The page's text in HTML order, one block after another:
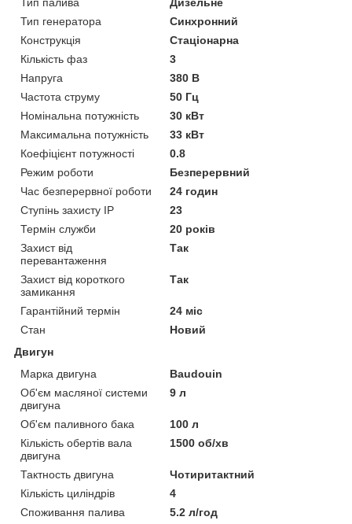
Тип генератора
Синхронний
Конструкція
Стаціонарна
Кількість фаз
3
Напруга
380 В
Частота струму
50 Гц
Номінальна потужність
30 кВт
Максимальна потужність
33 кВт
Коефіцієнт потужності
0.8
Режим роботи
Безперервний
Час безперервної роботи
24 годин
Ступінь захисту IP
23
Термін служби
20 років
Захист від
перевантаження
Так
Захист від короткого
замикання
Так
Гарантійний термін
24 міс
Стан
Новий
Двигун
Марка двигуна
Baudouin
Об'єм масляної системи
двигуна
9 л
Об'єм паливного бака
100 л
Кількість обертів вала
двигуна
1500 об/хв
Тактность двигуна
Чотиритактний
Кількість циліндрів
4
Споживання палива
5.2 л/год